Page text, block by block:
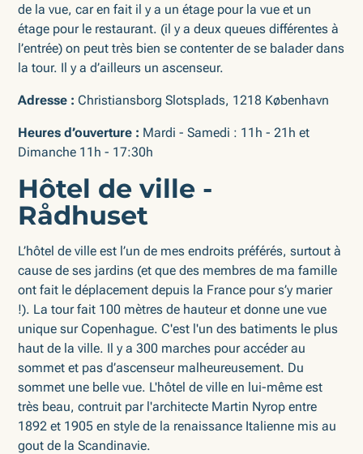
de la vue, car en fait il y a un étage pour la vue et un
étage pour le restaurant. (il y a deux queues différentes à
l’entrée) on peut très bien se contenter de se balader dans
la tour. Il y a d’ailleurs un ascenseur.
Adresse : Christiansborg Slotsplads, 1218 København
Heures d’ouverture : Mardi - Samedi : 11h - 21h et
Dimanche 11h - 17:30h
Hôtel de ville -
Rådhuset
L’hôtel de ville est l’un de mes endroits préférés, surtout à
cause de ses jardins (et que des membres de ma famille
ont fait le déplacement depuis la France pour s’y marier
!). La tour fait 100 mètres de hauteur et donne une vue
unique sur Copenhague. C'est l'un des batiments le plus
haut de la ville. Il y a 300 marches pour accéder au
sommet et pas d’ascenseur malheureusement. Du
sommet une belle vue. L'hôtel de ville en lui-même est
très beau, contruit par l'architecte Martin Nyrop entre
1892 et 1905 en style de la renaissance Italienne mis au
gout de la Scandinavie.